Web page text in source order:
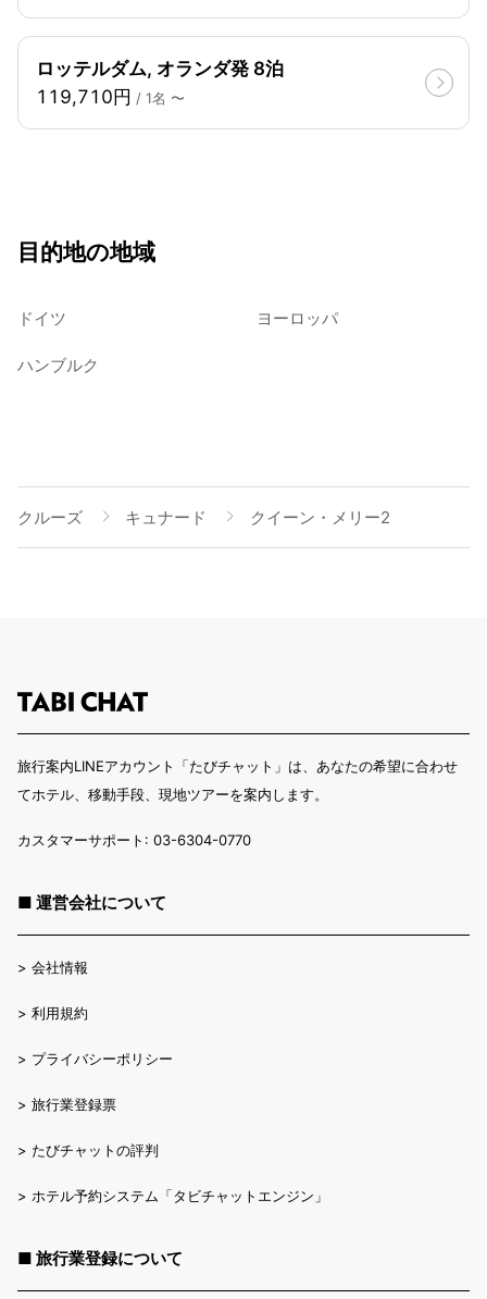
ロッテルダム, オランダ発 8泊
119,710円 / 1名 〜
目的地の地域
ドイツ ヨーロッパ
ハンブルク
クルーズ キュナード クイーン・メリー2
旅行案内LINEアカウント「たびチャット」は、あなたの希望に合わせ
てホテル、移動手段、現地ツアーを案内します。
カスタマーサポート: 03-6304-0770
■ 運営会社について
> 会社情報
> 利用規約
> プライバシーポリシー
> 旅行業登録票
> たびチャットの評判
> ホテル予約システム「タビチャットエンジン」
■ 旅行業登録について